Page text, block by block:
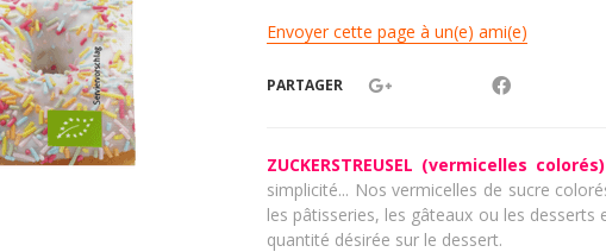
Envoyer cette page à un(e) ami(e)
PARTAGER
ZUCKERSTREUSEL (vermicelles colorés)
simplicité... Nos vermicelles de sucre
les pâtisseries, les gâteaux ou les
quantité désirée sur le dessert.